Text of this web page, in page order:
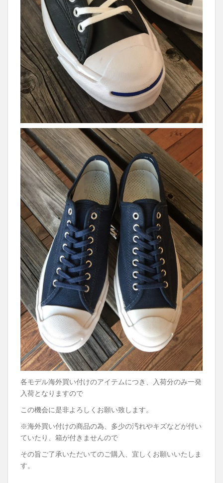
各モデル海外買い付けのアイテムにつき、入荷分のみ一発
入荷となりますので
この機会に是非よろしくお願い致します。
※海外買い付けの商品の為、多少の汚れやキズなどが付い
ていたり、箱が付きませんので
その旨ご了承いただいてのご購入、宜しくお願いいたしま
す。